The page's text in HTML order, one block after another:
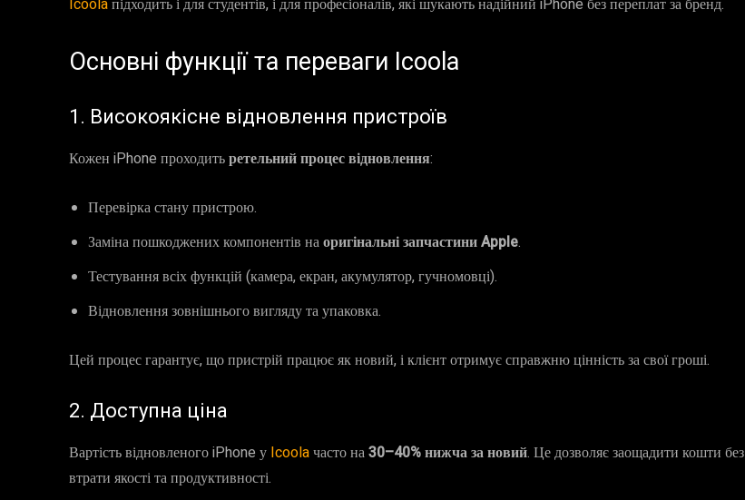
Icoolaпідходить і для студентів, і для професіоналів, які шукають надійний iPhone без переплат за бренд.
Основні функції та переваги Icoola
1. Високоякісне відновлення пристроїв
Кожен iPhone проходитьретельний процес відновлення:
Перевірка стану пристрою.
Заміна пошкоджених компонентів наоригінальні запчастини Apple.
Тестування всіх функцій (камера, екран, акумулятор, гучномовці).
Відновлення зовнішнього вигляду та упаковка.
Цей процес гарантує, що пристрій працює як новий, і клієнт отримує справжню цінність за свої гроші.
2. Доступна ціна
Вартість відновленого iPhone у Icoolaчасто на30–40% нижча за новий. Це дозволяє заощадити кошти без
втрати якості та продуктивності.